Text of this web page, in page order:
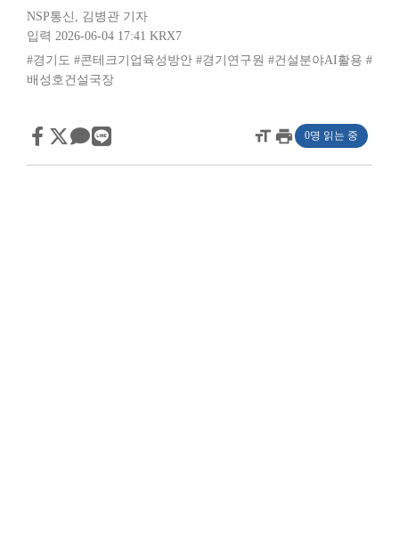
NSP통신 , 김병관 기자
입력 2026-06-04 17:41 KRX7
#경기도 #콘테크기업육성방안 #경기연구원 #건설분야AI활용 #
배성호건설국장
format_sizeprint 0명 읽는 중